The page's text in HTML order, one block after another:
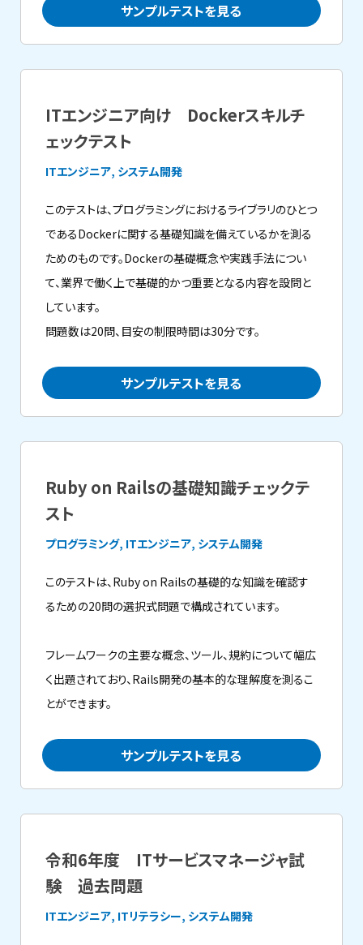
サンプルテストを見る
ITエンジニア向け Dockerスキルチ
ェックテスト
ITエンジニア, システム開発
このテストは、プログラミングにおけるライブラリのひとつ
であるDockerに関する基礎知識を備えているかを測る
ためのものです。Dockerの基礎概念や実践手法につい
て、業界で働く上で基礎的かつ重要となる内容を設問と
しています。
問題数は20問、目安の制限時間は30分です。
サンプルテストを見る
Ruby on Railsの基礎知識チェックテ
スト
プログラミング, ITエンジニア, システム開発
このテストは、Ruby on Railsの基礎的な知識を確認す
るための20問の選択式問題で構成されています。
フレームワークの主要な概念、ツール、規約について幅広
く出題されており、Rails開発の基本的な理解度を測るこ
とができます。
サンプルテストを見る
令和6年度 ITサービスマネージャ試
験 過去問題
ITエンジニア, ITリテラシー, システム開発